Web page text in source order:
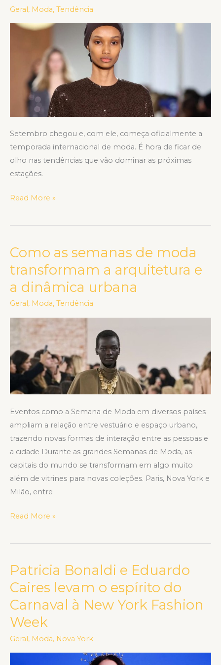
Geral, Moda, Tendência
Setembro chegou e, com ele, começa oficialmente a
temporada internacional de moda. É hora de ficar de
olho nas tendências que vão dominar as próximas
estações.
ano
Confira
calendário
Fashion
Weeks
Read More »
Como as semanas de moda
transformam a arquitetura e
a dinâmica urbana
Geral, Moda, Tendência
Eventos como a Semana de Moda em diversos países
ampliam a relação entre vestuário e espaço urbano,
trazendo novas formas de interação entre as pessoas e
a cidade Durante as grandes Semanas de Moda, as
capitais do mundo se transformam em algo muito
além de vitrines para novas coleções. Paris, Nova York e
Milão, entre
Como
as
semanas
de
moda
transformam
a arquitetura e
dinâmica
urbana
Read More »
Patricia Bonaldi e Eduardo
Caires levam o espírito do
Carnaval à New York Fashion
Week
Geral, Moda, Nova York
Patricia
Bonaldi
e
Eduardo
Caires
levam